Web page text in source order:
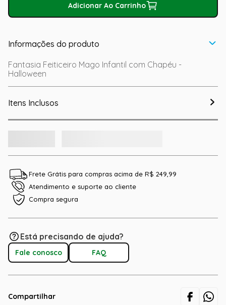
Adicionar Ao Carrinho
Informações do produto
Fantasia Feiticeiro Mago Infantil com Chapéu -
Halloween
Itens Inclusos
Frete Grátis para compras acima de R$ 249,99
Atendimento e suporte ao cliente
Compra segura
Está precisando de ajuda?
Fale conosco FAQ
Compartilhar